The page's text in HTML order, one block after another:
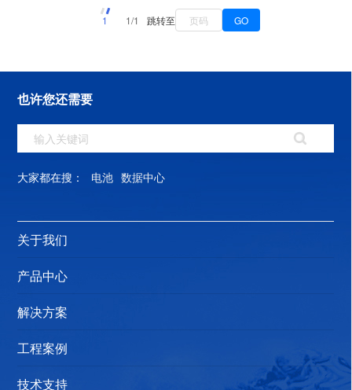
1 1/1 跳转至 GO
也许您还需要
大家都在搜： 电池 数据中心
关于我们
产品中心
解决方案
工程案例
技术支持